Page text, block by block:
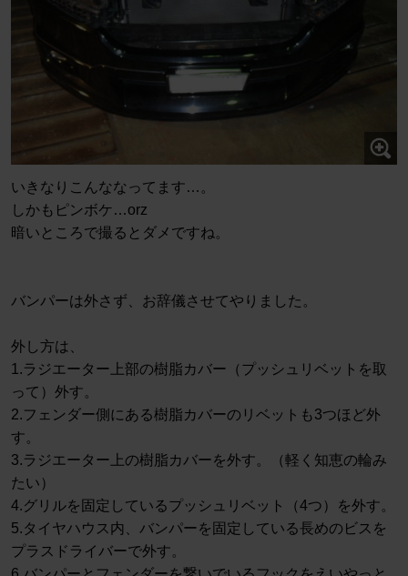
いきなりこんななってます…。
しかもピンボケ…orz
暗いところで撮るとダメですね。
バンパーは外さず、お辞儀させてやりました。
外し方は、
1.ラジエーター上部の樹脂カバー（プッシュリベットを取
って）外す。
2.フェンダー側にある樹脂カバーのリベットも3つほど外
す。
3.ラジエーター上の樹脂カバーを外す。（軽く知恵の輪み
たい）
4.グリルを固定しているプッシュリベット（4つ）を外す。
5.タイヤハウス内、バンパーを固定している長めのビスを
プラスドライバーで外す。